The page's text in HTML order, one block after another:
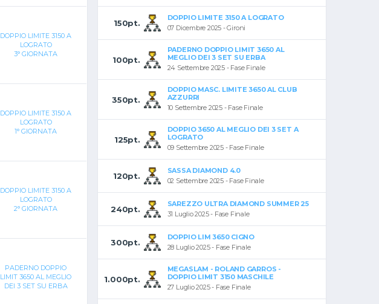
DOPPIO LIMITE 3150 A
LOGRATO
3° GIORNATA
DOPPIO LIMITE 3150 A
LOGRATO
1° GIORNATA
DOPPIO LIMITE 3150 A
LOGRATO
2° GIORNATA
PADERNO DOPPIO
LIMIT 3650 AL MEGLIO
DEI 3 SET SU ERBA
150pt.
DOPPIO LIMITE 3150 A LOGRATO
07 Dicembre 2025 - Gironi
100pt.
PADERNO DOPPIO LIMIT 3650 AL
MEGLIO DEI 3 SET SU ERBA
24 Settembre 2025 - Fase Finale
350pt.
DOPPIO MASC. LIMITE 3650 AL CLUB
AZZURRI
10 Settembre 2025 - Fase Finale
125pt.
DOPPIO 3650 AL MEGLIO DEI 3 SET A
LOGRATO
09 Settembre 2025 - Fase Finale
120pt.
SASSA DIAMOND 4.0
02 Settembre 2025 - Fase Finale
240pt.
SAREZZO ULTRA DIAMOND SUMMER 25
31 Luglio 2025 - Fase Finale
300pt.
DOPPIO LIM 3650 CIGNO
28 Luglio 2025 - Fase Finale
1.000pt.
MEGASLAM - ROLAND GARROS -
DOPPIO LIMIT 3150 MASCHILE
27 Luglio 2025 - Fase Finale